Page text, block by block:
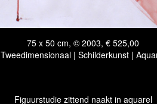
75 x 50 cm, © 2003, € 525,00
Tweedimensionaal | Schilderkunst |
Figuurstudie zittend naakt in aquarel